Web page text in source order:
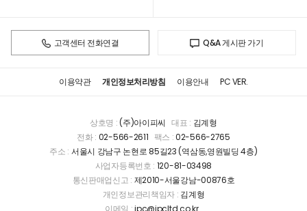
고객센터 전화연결 Q&A 게시판 가기
이용약관 개인정보처리방침 이용안내 PC VER.
상호명 :(주)아이피씨 대표 : 김계형
전화 : 02-566-2611 팩스 :02-566-2765
주소 : 서울시 강남구 논현로 85길23 (역삼동,영원빌딩 4층)
사업자등록번호 : 120-81-03498
통신판매업신고 : 제2010-서울강남-00876호
개인정보관리책임자 : 김계형
이메일 :ipc@ipcltd.co.kr